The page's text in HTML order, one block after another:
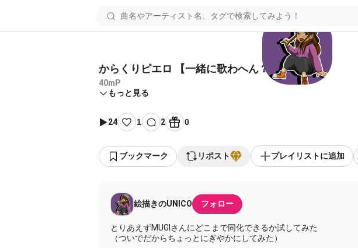
からくりピエロ 【一緒に歌わへん？(* ॑꒳ ॑* )】
40mP
もっと見る
24 1 2 0
ブックマーク リポスト プレイリストに追加
絵描きのUNICO フォロー
とりあえずMUGIさんにどこまで同化できるか試してみた
（ついでだからちょっとにぎやかにしてみた）